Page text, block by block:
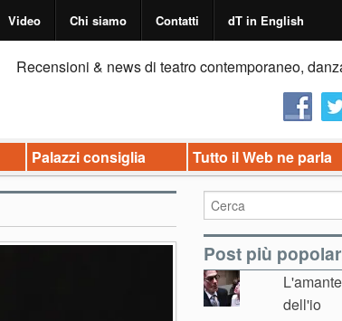
Video Chi siamo Contatti dT in English
Recensioni & news di teatro contemporaneo,
Palazzi consiglia Tutto il Web ne parla
Post più
dell'io